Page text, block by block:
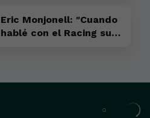
Eric Monjonell: "Cuando
hablé con el Racing supe